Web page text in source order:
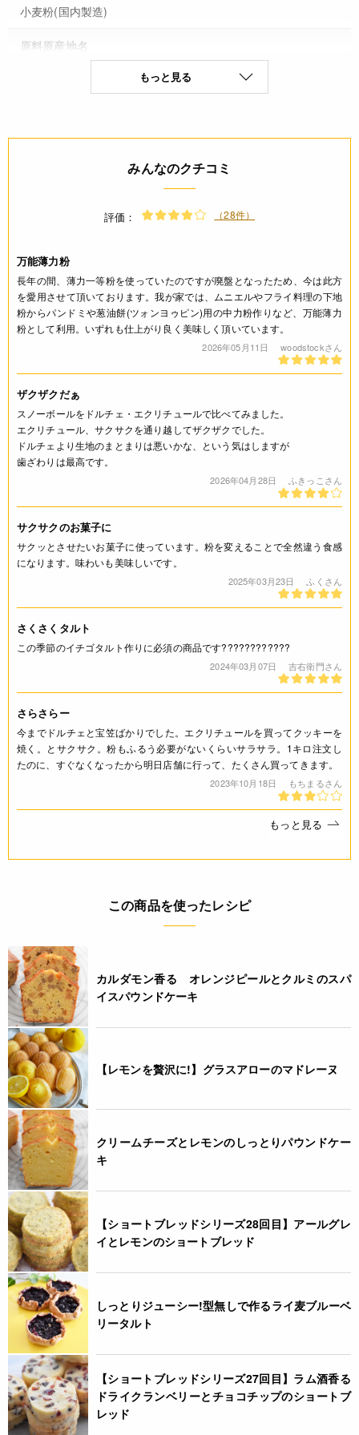
小麦粉(国内製造)
原料原産地名
アレルギー
小麦(特定原材料8品目)
コンタミネーション
なし
栄養成分表示
(100g当たり) エネルギー 365kcal たんぱく質 9.2g 脂質 1.6g
炭水化物 74.4g 食塩相当量 0.0g 灰分 0.43g *この表示値は、
注意事項
* 蛋白・灰分値は原料状況により変動することがあります。
・諸事情により、予告なく販売終了になる場合がございます。
予めご了承ください。
・当サイトに掲載されている商品は、ご購入可能な状態にあっ
ても必ずしも在庫を保証するものではありません。予めご了承
・原料小麦の原料原産地：フランス
JANコード
もっと見る
みんなのクチコミ
評価： （28件）
万能薄力粉
長年の間、薄力一等粉を使っていたのですが廃盤となったため、今は此方
を愛用させて頂いております。我が家では、ムニエルやフライ料理の下地
粉からパンドミや葱油餅(ツォンヨゥピン)用の中力粉作りなど、万能薄力
粉として利用。いずれも仕上がり良く美味しく頂いています。
2026年05月11日 woodstockさん
ザクザクだぁ
スノーボールをドルチェ・エクリチュールで比べてみました。
エクリチュール、サクサクを通り越してザクザクでした。
ドルチェより生地のまとまりは悪いかな、という気はしますが
歯ざわりは最高です。
2026年04月28日 ふきっこさん
サクサクのお菓子に
サクッとさせたいお菓子に使っています。粉を変えることで全然違う食感
になります。味わいも美味しいです。
2025年03月23日 ふくさん
さくさくタルト
この季節のイチゴタルト作りに必須の商品です????????????
2024年03月07日 吉右衛門さん
さらさらー
今までドルチェと宝笠ばかりでした。エクリチュールを買ってクッキーを
焼く。とサクサク。粉もふるう必要がないくらいサラサラ。1キロ注文し
たのに、すぐなくなったから明日店舗に行って、たくさん買ってきます。
2023年10月18日 もちまるさん
もっと見る
この商品を使ったレシピ
カルダモン香る オレンジピールとクルミのスパ
イスパウンドケーキ
【レモンを贅沢に!】グラスアローのマドレーヌ
クリームチーズとレモンのしっとりパウンドケー
キ
【ショートブレッドシリーズ28回目】アールグレ
イとレモンのショートブレッド
しっとりジューシー!型無しで作るライ麦ブルーベ
リータルト
【ショートブレッドシリーズ27回目】ラム酒香る
ドライクランベリーとチョコチップのショートブ
レッド